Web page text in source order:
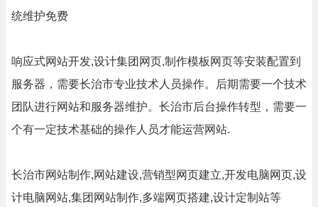
统维护免费
响应式网站开发,设计集团网页,制作模板网页等安装配置到
服务器，需要长治市专业技术人员操作。后期需要一个技术
团队进行网站和服务器维护。长治市后台操作转型，需要一
个有一定技术基础的操作人员才能运营网站.
长治市网站制作,网站建设,营销型网页建立,开发电脑网页,设
计电脑网站,集团网站制作,多端网页搭建,设计定制站等